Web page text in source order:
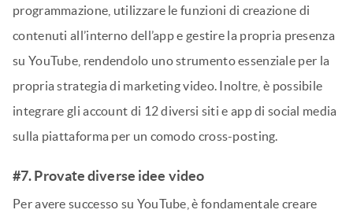
programmazione, utilizzare le funzioni di creazione di
contenuti all’interno dell’app e gestire la propria presenza
su YouTube, rendendolo uno strumento essenziale per la
propria strategia di marketing video. Inoltre, è possibile
integrare gli account di 12 diversi siti e app di social media
sulla piattaforma per un comodo cross-posting.
#7. Provate diverse idee video
Per avere successo su YouTube, è fondamentale creare